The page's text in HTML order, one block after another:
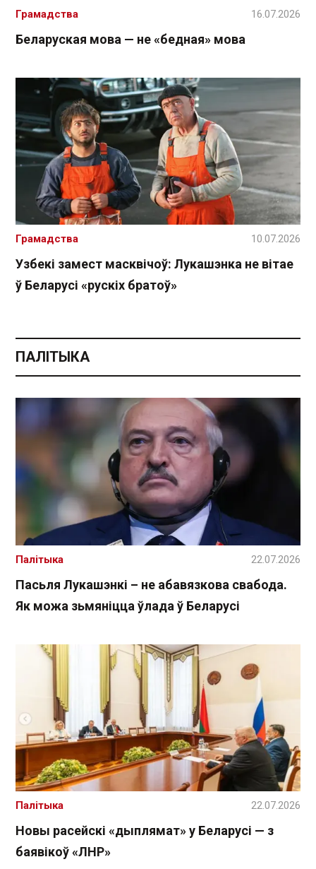
Беларуская мова — не «бедная» мова
Грамадства 16.07.2026
Узбекі замест масквічоў: Лукашэнка не вітае
ў Беларусі «рускіх братоў»
Грамадства 10.07.2026
ПАЛІТЫКА
Пасьля Лукашэнкі – не абавязкова свабода.
Як можа зьмяніцца ўлада ў Беларусі
Палітыка 22.07.2026
Новы расейскі «дыплямат» у Беларусі — з
баявікоў «ЛНР»
Палітыка 22.07.2026